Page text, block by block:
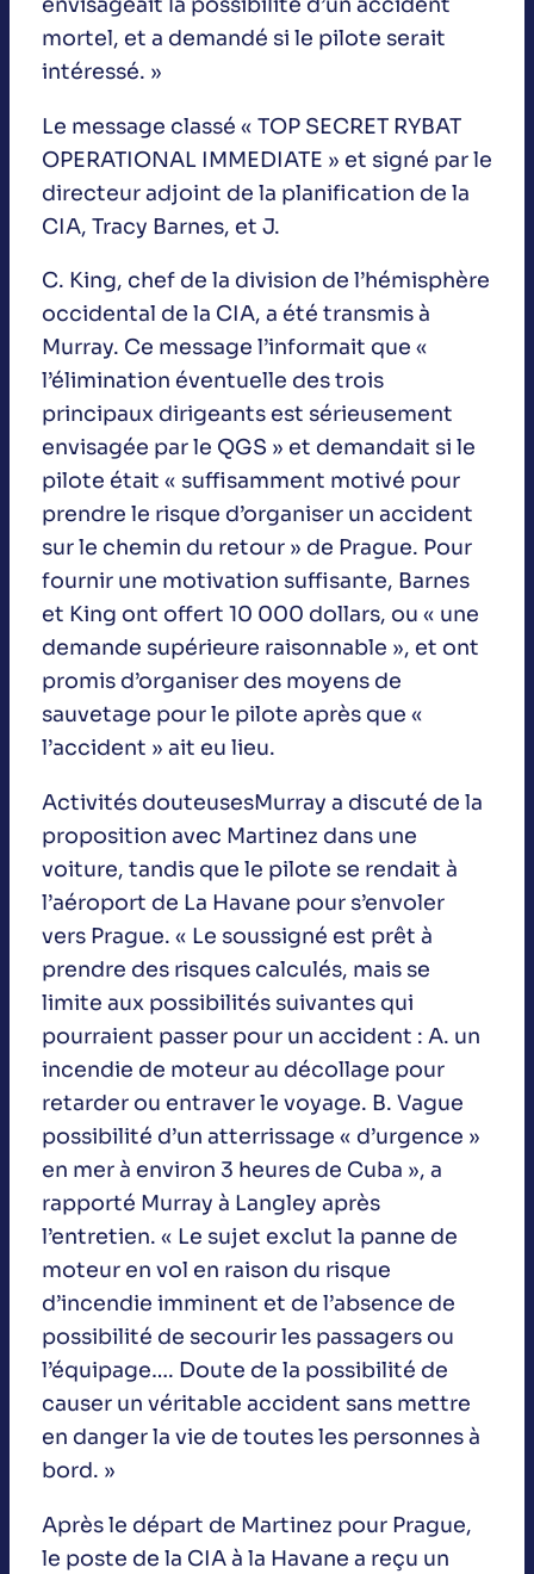
mortel, et a demandé si le pilote serait
intéressé. »
Le message classé « TOP SECRET RYBAT
OPERATIONAL IMMEDIATE » et signé par le
directeur adjoint de la planification de la
CIA, Tracy Barnes, et J.
C. King, chef de la division de l’hémisphère
occidental de la CIA, a été transmis à
Murray. Ce message l’informait que «
l’élimination éventuelle des trois
principaux dirigeants est sérieusement
envisagée par le QGS » et demandait si le
pilote était « suffisamment motivé pour
prendre le risque d’organiser un accident
sur le chemin du retour » de Prague. Pour
fournir une motivation suffisante, Barnes
et King ont offert 10 000 dollars, ou « une
demande supérieure raisonnable », et ont
promis d’organiser des moyens de
sauvetage pour le pilote après que «
l’accident » ait eu lieu.
Activités douteusesMurray a discuté de la
proposition avec Martinez dans une
voiture, tandis que le pilote se rendait à
l’aéroport de La Havane pour s’envoler
vers Prague. « Le soussigné est prêt à
prendre des risques calculés, mais se
limite aux possibilités suivantes qui
pourraient passer pour un accident : A. un
incendie de moteur au décollage pour
retarder ou entraver le voyage. B. Vague
possibilité d’un atterrissage « d’urgence »
en mer à environ 3 heures de Cuba », a
rapporté Murray à Langley après
l’entretien. « Le sujet exclut la panne de
moteur en vol en raison du risque
d’incendie imminent et de l’absence de
possibilité de secourir les passagers ou
l’équipage…. Doute de la possibilité de
causer un véritable accident sans mettre
en danger la vie de toutes les personnes à
bord. »
Après le départ de Martinez pour Prague,
le poste de la CIA à la Havane a reçu un